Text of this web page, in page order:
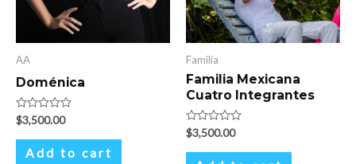
AA
Doménica
Rated
0
out
$3,500.00
Add to cart
Familia
Familia Mexicana
Cuatro Integrantes
Rated
0
out
$3,500.00